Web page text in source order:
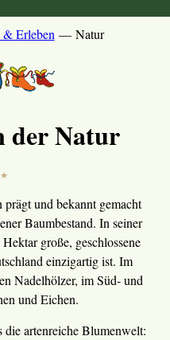
& Erleben — Natur
der Natur
und bekannt gemacht
Baumbestand. In seiner
große, geschlossene
einzigartig ist. Im
Nadelhölzer, im Süd- und
und Eichen.
die artenreiche Blumenwelt: